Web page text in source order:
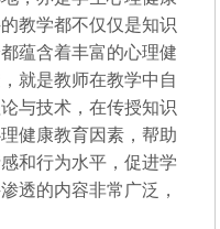
教学都不仅仅是知识
蕴含着丰富的心理健
就是教师在教学中自
与技术，在传授知识
健康教育因素，帮助
和行为水平，促进学
透的内容非常广泛，